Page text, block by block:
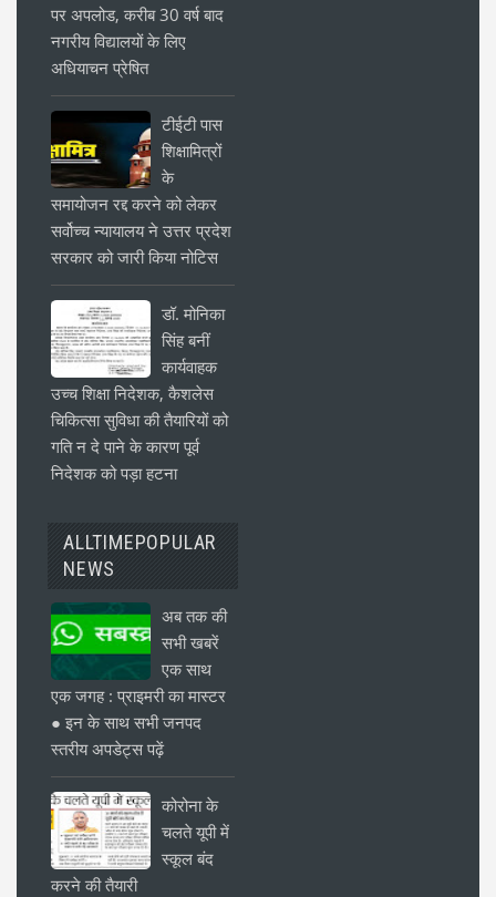
पर अपलोड, करीब 30 वर्ष बाद
नगरीय विद्यालयों के लिए
अधियाचन प्रेषित
टीईटी पास
शिक्षामित्रों
के
समायोजन रद्द करने को लेकर
सर्वोच्च न्यायालय ने उत्तर प्रदेश
सरकार को जारी किया नोटिस
डॉ. मोनिका
सिंह बनीं
कार्यवाहक
उच्च शिक्षा निदेशक, कैशलेस
चिकित्सा सुविधा की तैयारियों को
गति न दे पाने के कारण पूर्व
निदेशक को पड़ा हटना
ALLTIMEPOPULAR
NEWS
अब तक की
सभी खबरें
एक साथ
एक जगह : प्राइमरी का मास्टर
● इन के साथ सभी जनपद
स्तरीय अपडेट्स पढ़ें
कोरोना के
चलते यूपी में
स्कूल बंद
करने की तैयारी